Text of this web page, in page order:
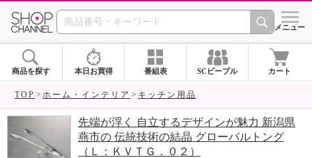
SHOP CHANNEL シメニュー
商品を探す 本日お買得 番組表 SCピープル カート
TOP ホーム・インテリア キッチン用品
先端が浮く 自立するデザインが魅力 新潟県
燕市の 伝統技術の結晶 グローバルトング
（Ｌ：ＫＶＴＧ．０２）